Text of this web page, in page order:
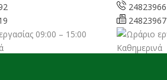
09:00 – 15:00
24823966
24823967
Καθημερινά